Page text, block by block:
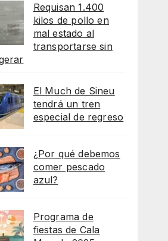
Requisan 1.400
kilos de pollo en
mal estado al
transportarse sin
El Much de Sineu
tendrá un tren
especial de regreso
¿Por qué debemos
comer pescado
azul?
Programa de
fiestas de Cala